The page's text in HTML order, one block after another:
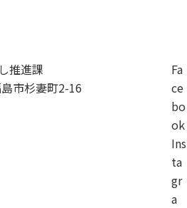
推進課
市杉妻町2-16
Fa
ce
bo
ok
Ins
ta
gr
a